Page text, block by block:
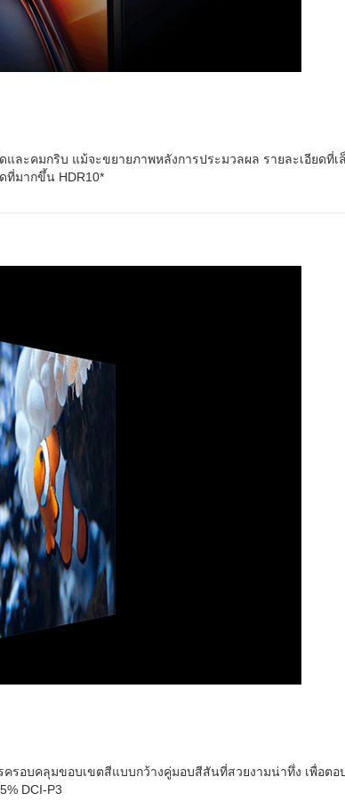
ละคมกริบ แม้จะขยายภาพหลังการประมวลผล รายละเอียดที่เ
ที่มากขึ้น HDR10*
รอบคลุมขอบเขตสีแบบกว้างคู่มอบสีสันที่สวยงามน่าทึ่ง เพื่อตอ
DCI-P3